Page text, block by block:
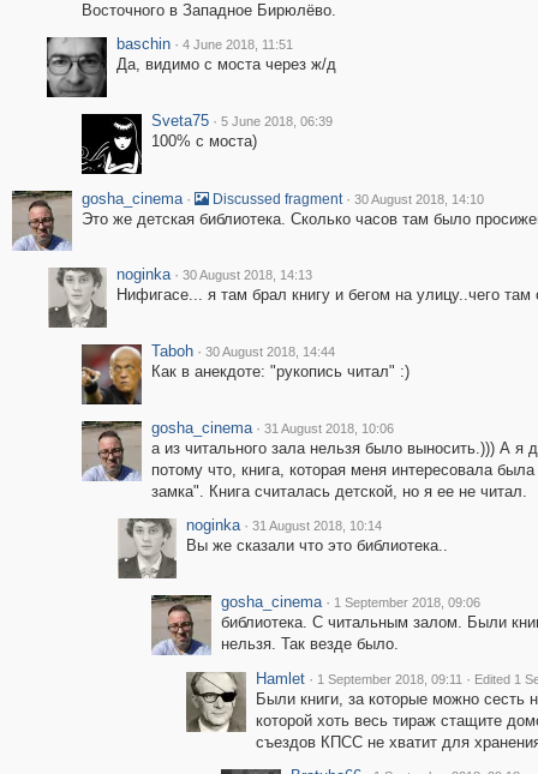
Восточного в Западное Бирюлёво.
baschin · 4 June 2018, 11:51
Да, видимо с моста через ж/д
Sveta75 · 5 June 2018, 06:39
100% с моста)
gosha_cinema · Discussed fragment · 30 August 2018, 14:10
Это же детская библиотека. Сколько часов там было
noginka · 30 August 2018, 14:13
Нифигасе... я там брал книгу и бегом на улицу..чего там
Taboh · 30 August 2018, 14:44
Как в анекдоте: "рукопись читал" :)
gosha_cinema · 31 August 2018, 10:06
а из читального зала нельзя было выносить.))) А
потому что, книга, которая меня интересовала
замка". Книга считалась детской, но я ее не читал.
noginka · 31 August 2018, 10:14
Вы же сказали что это библиотека..
gosha_cinema · 1 September 2018, 09:06
библиотека. С читальным залом. Были
нельзя. Так везде было.
Hamlet · 1 September 2018, 09:11 · Edited 1
Были книги, за которые можно сесть
которой хоть весь тираж стащите
съездов КПСС не хватит для